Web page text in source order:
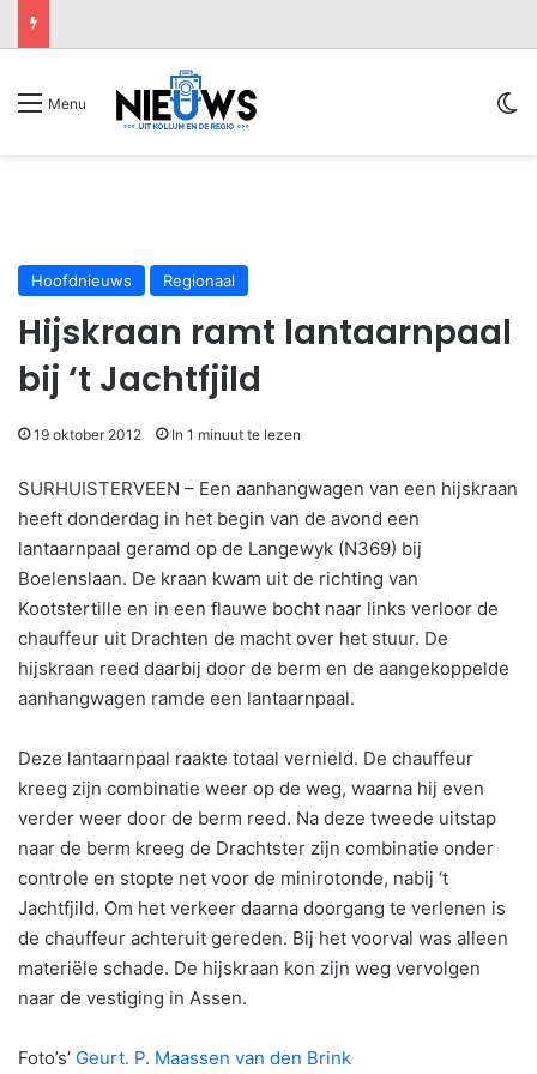
Menu
Hoofdnieuws Regionaal
Hijskraan ramt lantaarnpaal
bij ‘t Jachtfjild
19 oktober 2012 In 1 minuut te lezen
SURHUISTERVEEN – Een aanhangwagen van een hijskraan
heeft donderdag in het begin van de avond een
lantaarnpaal geramd op de Langewyk (N369) bij
Boelenslaan. De kraan kwam uit de richting van
Kootstertille en in een flauwe bocht naar links verloor de
chauffeur uit Drachten de macht over het stuur. De
hijskraan reed daarbij door de berm en de aangekoppelde
aanhangwagen ramde een lantaarnpaal.
Deze lantaarnpaal raakte totaal vernield. De chauffeur
kreeg zijn combinatie weer op de weg, waarna hij even
verder weer door de berm reed. Na deze tweede uitstap
naar de berm kreeg de Drachtster zijn combinatie onder
controle en stopte net voor de minirotonde, nabij ‘t
Jachtfjild. Om het verkeer daarna doorgang te verlenen is
de chauffeur achteruit gereden. Bij het voorval was alleen
materiële schade. De hijskraan kon zijn weg vervolgen
naar de vestiging in Assen.
Foto’s’ Geurt. P. Maassen van den Brink